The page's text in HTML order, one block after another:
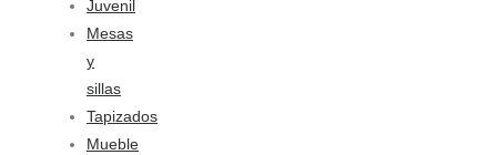
Juvenil
Mesas
y
sillas
Tapizados
Mueble